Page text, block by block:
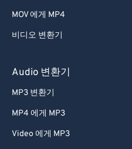
MOV 에게 MP4
비디오 변환기
Audio 변환기
MP3 변환기
MP4 에게 MP3
Video 에게 MP3